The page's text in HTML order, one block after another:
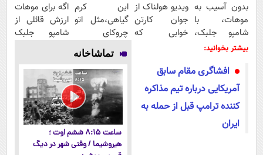
بدون آسیب به
موهات، با
شامپو جلبک،
جلوی ریزششون
ویدیو هولناک از
جوان کارتن
خوابی که
این کرم
گیاهی،مثل اتو
چروکای
پوستتوصاف
میکنه!50%تخفیف
اگه برای موهات
ارزش قائلی از
شامپو جلبک
بیشتر بخوانید:
افشاگری مقام سابق
آمریکایی درباره تیم مذاکره
کننده ترامپ قبل از حمله به
ایران
تماشاخانه
ساعت ۸:۱۵ ششم اوت ؛
هیروشیما / وقتی شهر در دیگ